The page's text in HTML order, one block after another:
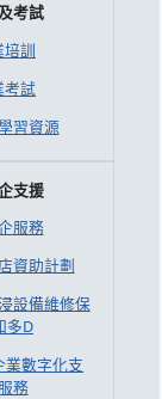
考試
培訓
考試
習資源
支援
服務
資助計劃
設備維修保
多D
業數字化支
務